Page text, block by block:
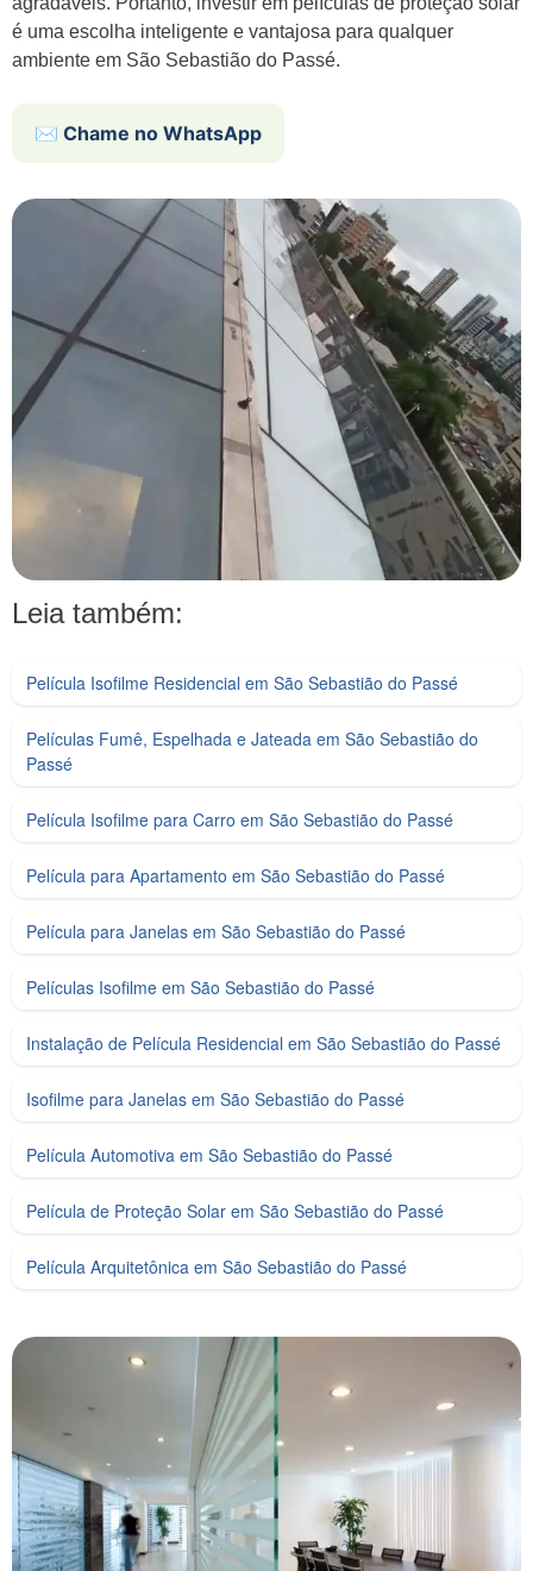
é uma escolha inteligente e vantajosa para qualquer
ambiente em São Sebastião do Passé.
✉️ Chame no WhatsApp
Leia também:
Película Isofilme Residencial em São Sebastião do Passé
Películas Fumê, Espelhada e Jateada em São Sebastião do
Passé
Película Isofilme para Carro em São Sebastião do Passé
Película para Apartamento em São Sebastião do Passé
Película para Janelas em São Sebastião do Passé
Películas Isofilme em São Sebastião do Passé
Instalação de Película Residencial em São Sebastião do Passé
Isofilme para Janelas em São Sebastião do Passé
Película Automotiva em São Sebastião do Passé
Película de Proteção Solar em São Sebastião do Passé
Película Arquitetônica em São Sebastião do Passé